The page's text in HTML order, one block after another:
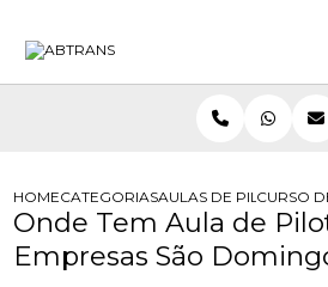
HOMECATEGORIASAULAS DE PILOTAGEM
CURSO
Onde Tem Aula de
Empresas São